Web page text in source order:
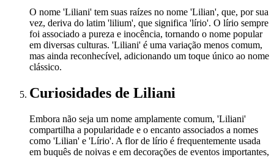
O nome 'Liliani' tem suas raízes no nome 'Lilian', que, por sua
vez, deriva do latim 'lilium', que significa 'lírio'. O lírio sempre
foi associado a pureza e inocência, tornando o nome popular
em diversas culturas. 'Liliani' é uma variação menos comum,
mas ainda reconhecível, adicionando um toque único ao nome
clássico.
Curiosidades de Liliani
Embora não seja um nome amplamente comum, 'Liliani'
compartilha a popularidade e o encanto associados a nomes
como 'Lilian' e 'Lírio'. A flor de lírio é frequentemente usada
em buquês de noivas e em decorações de eventos importantes,